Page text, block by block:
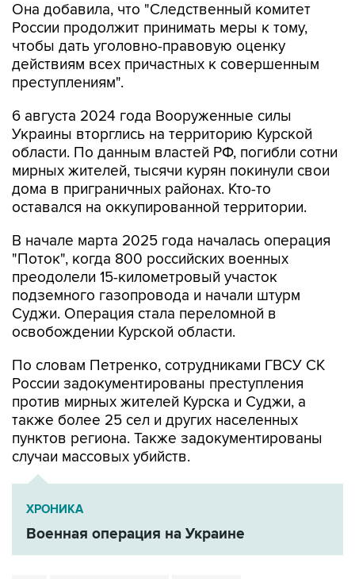
Она добавила, что "Cледственный комитет
России продолжит принимать меры к тому,
чтобы дать уголовно-правовую оценку
действиям всех причастных к совершенным
преступлениям".
6 августа 2024 года Вооруженные силы
Украины вторглись на территорию Курской
области. По данным властей РФ, погибли сотни
мирных жителей, тысячи курян покинули свои
дома в приграничных районах. Кто-то
оставался на оккупированной территории.
В начале марта 2025 года началась операция
"Поток", когда 800 российских военных
преодолели 15-километровый участок
подземного газопровода и начали штурм
Суджи. Операция стала переломной в
освобождении Курской области.
По словам Петренко, сотрудниками ГВСУ СК
России задокументированы преступления
против мирных жителей Курска и Суджи, а
также более 25 сел и других населенных
пунктов региона. Также задокументированы
случаи массовых убийств.
ХРОНИКА
Военная операция на Украине